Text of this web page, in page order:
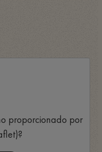
proporcionado por
?